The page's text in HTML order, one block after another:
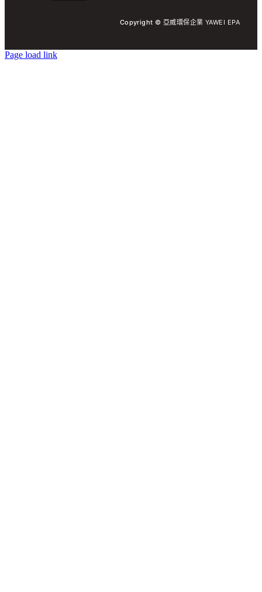
Copyright © 亞威環保企業 YAWEI EPA
Page load link